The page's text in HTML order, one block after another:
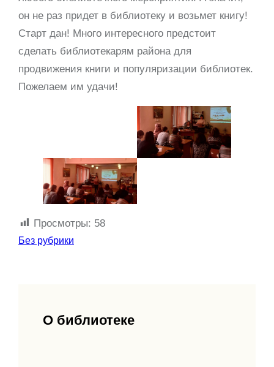
он не раз придет в библиотеку и возьмет книгу!
Старт дан! Много интересного предстоит
сделать библиотекарям района для
продвижения книги и популяризации библиотек.
Пожелаем им удачи!
Просмотры: 58
Без рубрики
О библиотеке